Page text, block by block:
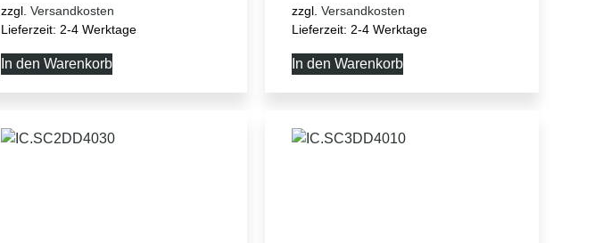
zzgl. Versandkosten
Lieferzeit: 2-4 Werktage
In den Warenkorb
zzgl.Versandkosten
Lieferzeit: 2-4 Werktage
In den Warenkorb